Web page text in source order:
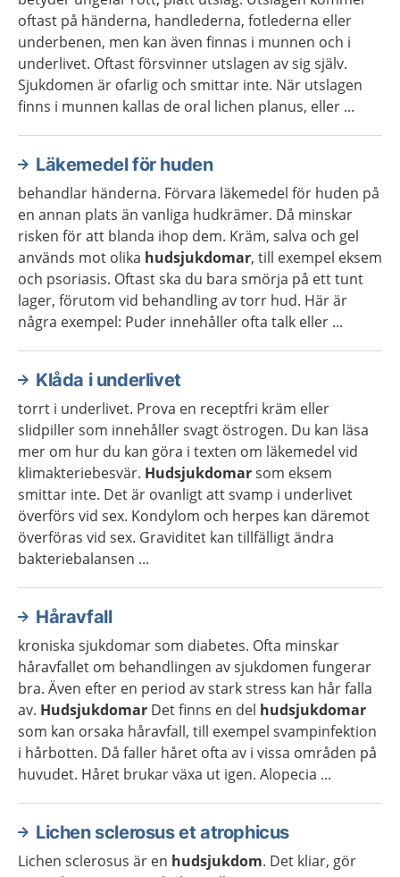
oftast på händerna, handlederna, fotlederna eller
underbenen, men kan även finnas i munnen och i
underlivet. Oftast försvinner utslagen av sig själv.
Sjukdomen är ofarlig och smittar inte. När utslagen
finns i munnen kallas de oral lichen planus, eller ...
Läkemedel för huden
behandlar händerna. Förvara läkemedel för huden på
en annan plats än vanliga hudkrämer. Då minskar
risken för att blanda ihop dem. Kräm, salva och gel
används mot olika hudsjukdomar, till exempel eksem
och psoriasis. Oftast ska du bara smörja på ett tunt
lager, förutom vid behandling av torr hud. Här är
några exempel: Puder innehåller ofta talk eller ...
Klåda i underlivet
torrt i underlivet. Prova en receptfri kräm eller
slidpiller som innehåller svagt östrogen. Du kan läsa
mer om hur du kan göra i texten om läkemedel vid
klimakteriebesvär. Hudsjukdomarsom eksem
smittar inte. Det är ovanligt att svamp i underlivet
överförs vid sex. Kondylom och herpes kan däremot
överföras vid sex. Graviditet kan tillfälligt ändra
bakteriebalansen ...
Håravfall
kroniska sjukdomar som diabetes. Ofta minskar
håravfallet om behandlingen av sjukdomen fungerar
bra. Även efter en period av stark stress kan hår falla
av. Hudsjukdomar Det finns en del hudsjukdomar
som kan orsaka håravfall, till exempel svampinfektion
i hårbotten. Då faller håret ofta av i vissa områden på
huvudet. Håret brukar växa ut igen. Alopecia ...
Lichen sclerosus et atrophicus
Lichen sclerosus är en hudsjukdom. Det kliar, gör